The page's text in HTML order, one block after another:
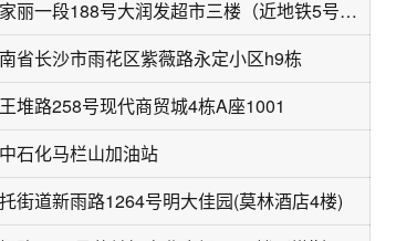
万家丽一段188号大润发超市三楼（近地铁5号线芙蓉区***站6号口、欧帝佳酒店）
省长沙市雨花区紫薇路永定小区h9栋
堆路258号现代商贸城4栋A座1001
石化马栏山加油站
街道新雨路1264号明大佳园(莫林酒店4楼)